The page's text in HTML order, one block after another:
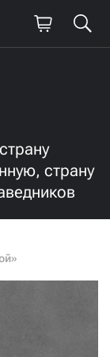
страну
РФ